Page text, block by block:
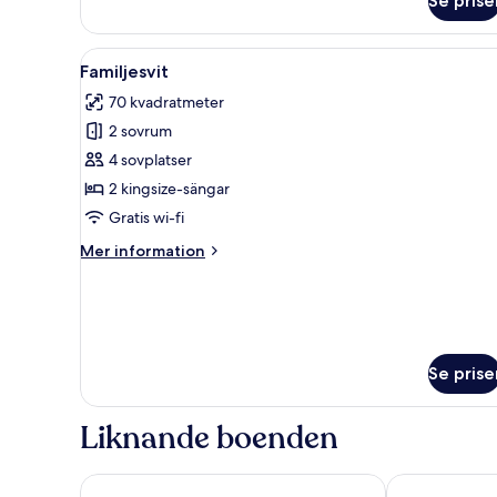
King
Studio
Öppna
alla
foton
för
Familjesvit
Ett modernt sovrum med en
17
Familjesvit
70 kvadratmeter
2 sovrum
4 sovplatser
2 kingsize-sängar
Gratis wi-fi
Mer information
Mer
Se
Liknande boenden
Copal Tulum Hotel Secrets